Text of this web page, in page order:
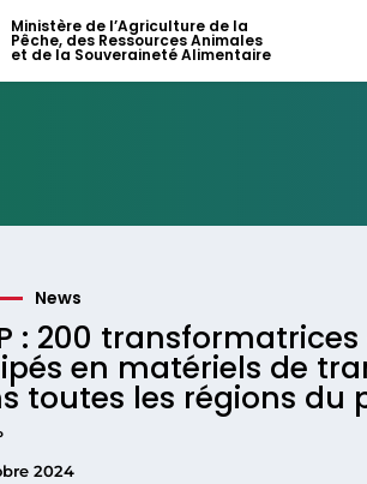
Ministère de l’Agriculture de la
Pêche, des Ressources Animales
et de la Souveraineté Alimentaire
News
: 200
en matériels de
toutes les régions du
2024